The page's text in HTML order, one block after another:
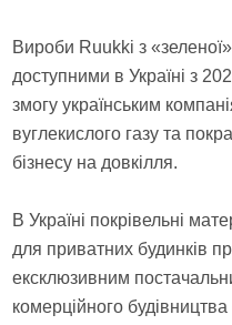
Вироби Ruukki з
доступними в Україні з
змогу українським
вуглекислого газу та
бізнесу на довкілля.
В Україні покрівельні
для приватних будинків
ексклюзивним
комерційного